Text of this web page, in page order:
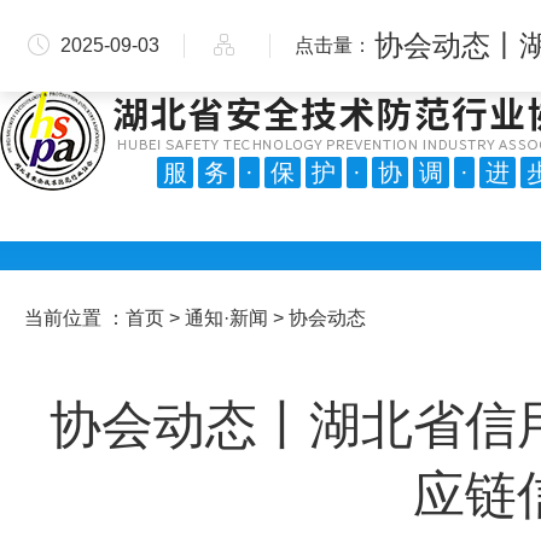
服 务 · 保 护 · 协 调 · 进
当前位置 ： 首页 > 通知·新闻 > 协会动态
协会动态丨湖北省信
应链
2025-09-03 点击量：
2130